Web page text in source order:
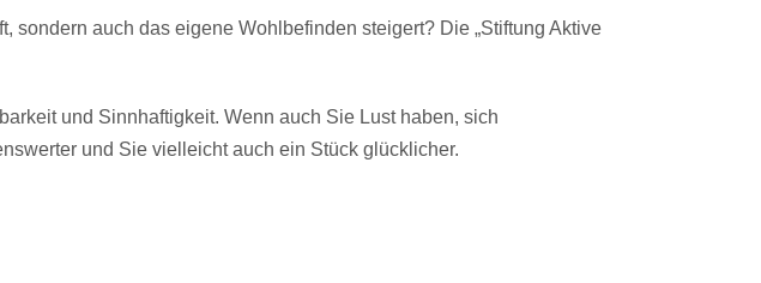
auch das eigene Wohlbefinden steigert? Die „Stiftung Aktive
und Sinnhaftigkeit. Wenn auch Sie Lust haben, sich
und Sie vielleicht auch ein Stück glücklicher.